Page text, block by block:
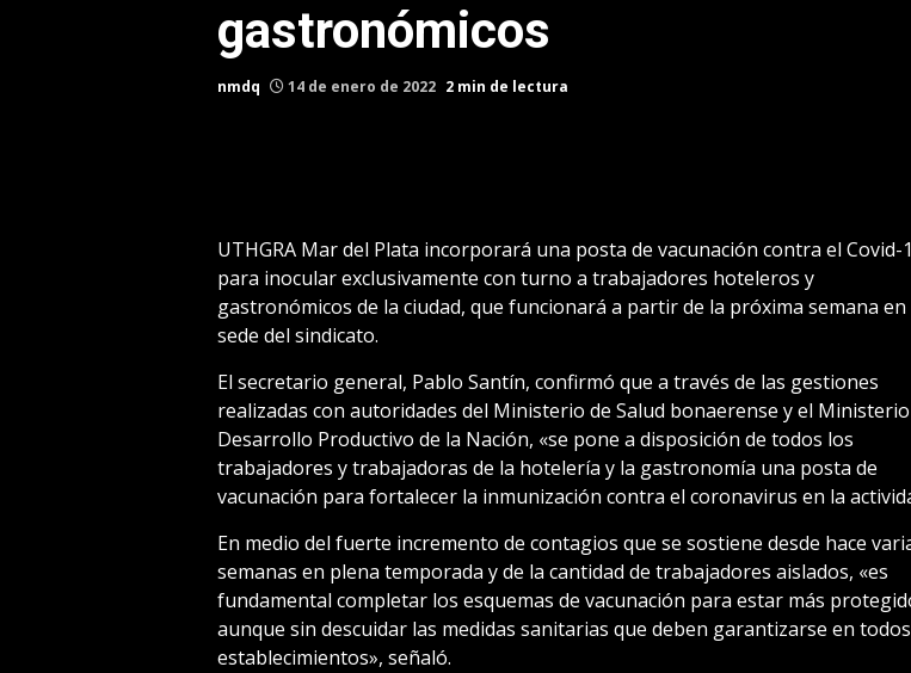
gastronómicos
nmdq 14 de enero de 2022 2 min de lectura
UTHGRA Mar del Plata incorporará una posta de vacunación contra el Covid-
para inocular exclusivamente con turno a trabajadores hoteleros y
gastronómicos de la ciudad, que funcionará a partir de la próxima semana en
sede del sindicato.
El secretario general, Pablo Santín, confirmó que a través de las gestiones
realizadas con autoridades del Ministerio de Salud bonaerense y el
Desarrollo Productivo de la Nación, «se pone a disposición de todos los
trabajadores y trabajadoras de la hotelería y la gastronomía una posta de
vacunación para fortalecer la inmunización contra el coronavirus en la
En medio del fuerte incremento de contagios que se sostiene desde hace
semanas en plena temporada y de la cantidad de trabajadores aislados, «es
fundamental completar los esquemas de vacunación para estar más
aunque sin descuidar las medidas sanitarias que deben garantizarse en
establecimientos», señaló.